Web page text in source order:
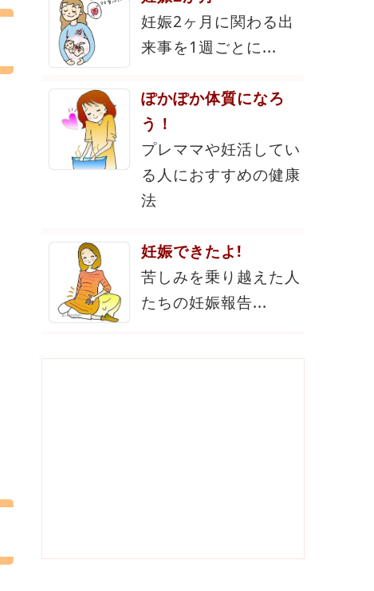
妊娠2ヶ月に関わる出
来事を1週ごとに...
ぽかぽか体質になろ
う！
プレママや妊活してい
る人におすすめの健康
法
妊娠できたよ!
苦しみを乗り越えた人
たちの妊娠報告...